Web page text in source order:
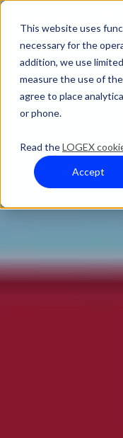
This website uses
necessary for the
addition, we use
measure the use of
agree to place
or phone.
Read theLOGEX
Accept